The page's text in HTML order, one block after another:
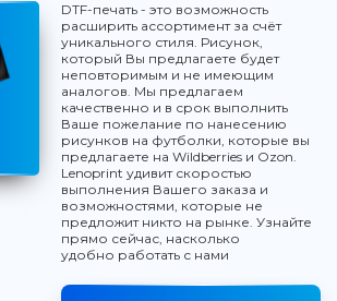
DTF-печать - это возможность
расширить ассортимент за счёт
уникального стиля. Рисунок,
который Вы предлагаете будет
неповторимым и не имеющим
аналогов. Мы предлагаем
качественно и в срок выполнить
Ваше пожелание по нанесению
рисунков на футболки, которые вы
предлагаете на Wildberries и Ozon.
Lenoprint удивит скоростью
выполнения Вашего заказа и
возможностями, которые не
предложит никто на рынке. Узнайте
прямо сейчас, насколько
удобно работать с нами